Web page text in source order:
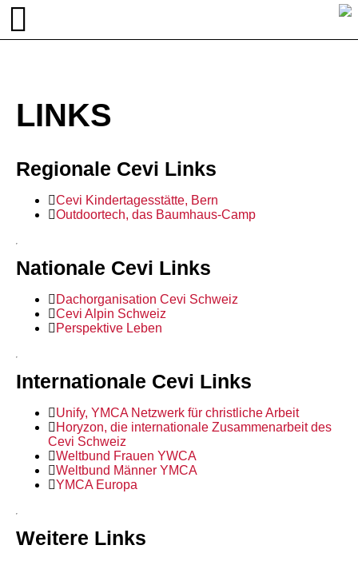
LINKS
Regionale Cevi Links
Cevi Kindertagesstätte, Bern
Outdoortech, das Baumhaus-Camp
Nationale Cevi Links
Dachorganisation Cevi Schweiz
Cevi Alpin Schweiz
Perspektive Leben
Internationale Cevi Links
Unify, YMCA Netzwerk für christliche Arbeit
Horyzon, die internationale Zusammenarbeit des
Cevi Schweiz
Weltbund Frauen YWCA
Weltbund Männer YMCA
YMCA Europa
Weitere Links